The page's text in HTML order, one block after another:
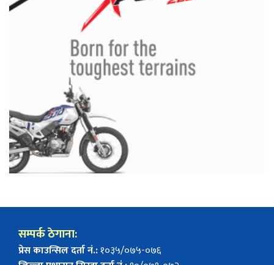
सम्पर्क ठेगाना:
प्रेस काउन्सिल दर्ता नं.:१०३५/०७५-०७६